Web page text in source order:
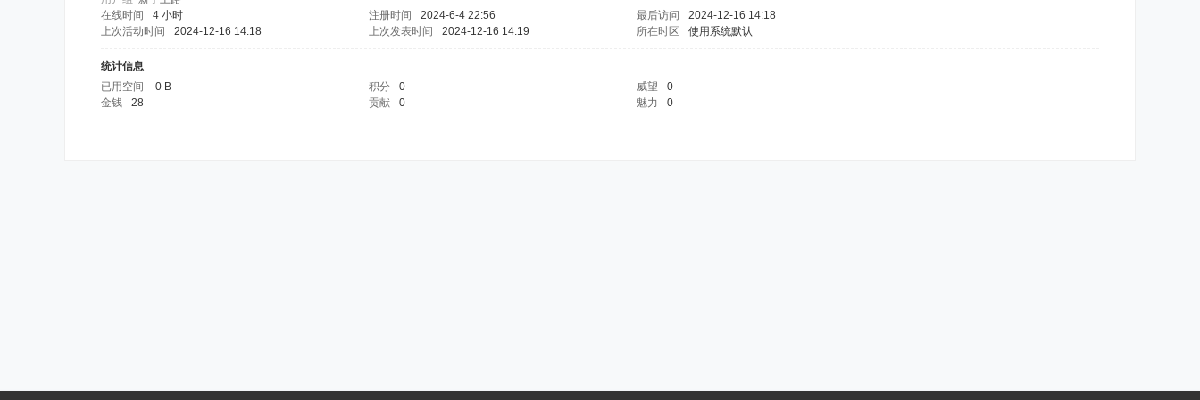
在线时间
4 小时 注册时间 2024-6-4 22:56 最后访问
2024-12-16 14:18
上次活动时间
2024-12-16 14:18 上次发表时间 2024-12-16 14:19 所在时区 使用系统默认
统计信息
已用空间
0 B 积分 0 威望
0
金钱
28 贡献 0 魅力 0